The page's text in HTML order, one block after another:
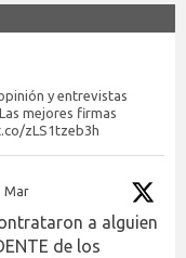
y entrevistas
mejores firmas
zLS1tzeb3h
Mar
a alguien
de los